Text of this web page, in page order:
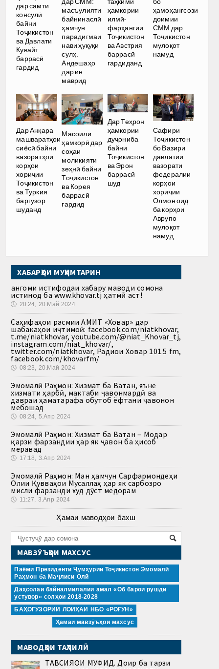
дар самти
консулӣ
байни
Тоҷикистон
ва Давлати
Кувайт
баррасӣ
гардид
масъулияти
байнинаслӣ
ҳамчун
парадигмаи
нави ҳуқуқи
сулҳ.
Андешаҳо
дар ин
маврид
ҳамкории
илмӣ-
фарҳангии
Тоҷикистон
ва Австрия
баррасӣ
гардиданд
ҳамоҳангсози
доимии
СММ дар
Тоҷикистон
мулоқот
намуд
Дар Анқара
машваратҳои
сиёсӣ байни
вазоратҳои
корҳои
хориҷии
Тоҷикистон
ва Туркия
баргузор
шуданд
Масоили
ҳамкорӣ дар
соҳаи
моликияти
зеҳнӣ байни
Тоҷикистон
ва Корея
баррасӣ
гардид
Дар Теҳрон
ҳамкории
дуҷониба
байни
Тоҷикистон
ва Эрон
баррасӣ
шуд
Сафири
Тоҷикистон
бо Вазири
давлатии
вазорати
федералии
корҳои
хориҷии
Олмон оид
ба корҳои
Аврупо
мулоқот
намуд
ХАБАРҲОИ МУҲИМТАРИН
Ҳангоми истифодаи хабару маводи сомона
истинод ба www.khovar.tj ҳатмӣ аст!
🕔 20:24, 20.Май 2024
Саҳифаҳои расмии АМИТ «Ховар» дар
шабакаҳои иҷтимоӣ: facebook.com/niatkhovar,
t.me/niatkhovar, youtube.com/@niat_Khovar_tj,
instagram.com/niat_khovar/,
twitter.com/niatkhovar, Радиои Ховар 101.5 fm,
facebook.com/khovarfm/
🕔 08:23, 20.Май 2024
Эмомалӣ Раҳмон: Хизмат ба Ватан, яъне
хизмати ҳарбӣ, мактаби ҷавонмардӣ ва
давраи ҳаматарафа обутоб ёфтани ҷавонон
мебошад
🕔 08:24, 5.Апр 2024
Эмомалӣ Раҳмон: Хизмат ба Ватан – Модар
қарзи фарзандии ҳар як ҷавон ба ҳисоб
меравад
🕔 17:18, 3.Апр 2024
Эмомалӣ Раҳмон: Ман ҳамчун Сарфармондеҳи
Олии Қувваҳои Мусаллаҳ ҳар як сарбозро
мисли фарзанди худ дӯст медорам
🕔 11:27, 3.Апр 2024
Ҳамаи маводҳои бахш
МАВЗӮЪҲОИ МАХСУС
Паёми Президенти Ҷумҳурии Тоҷикистон Эмомалӣ
Раҳмон ба Маҷлиси Олӣ
Даҳсолаи байналмилалии амал «Об барои рушди
устувор» солҳои 2018-2028
БАҲОГУЗОРИИ ЛОИҲАИ НБО «РОҒУН»
Ҳамаи мавзӯъҳои махсус
МАВОДҲОИ ТАҲЛИЛӢ
ТАВСИЯҲОИ МУФИД. Доир ба тарзи